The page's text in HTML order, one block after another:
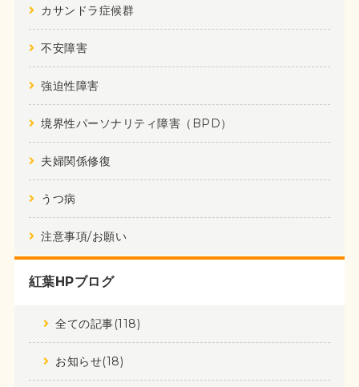
カサンドラ症候群
不安障害
強迫性障害
境界性パーソナリティ障害（BPD）
夫婦関係修復
うつ病
注意事項/お願い
紅葉HPブログ
全ての記事(118)
お知らせ(18)